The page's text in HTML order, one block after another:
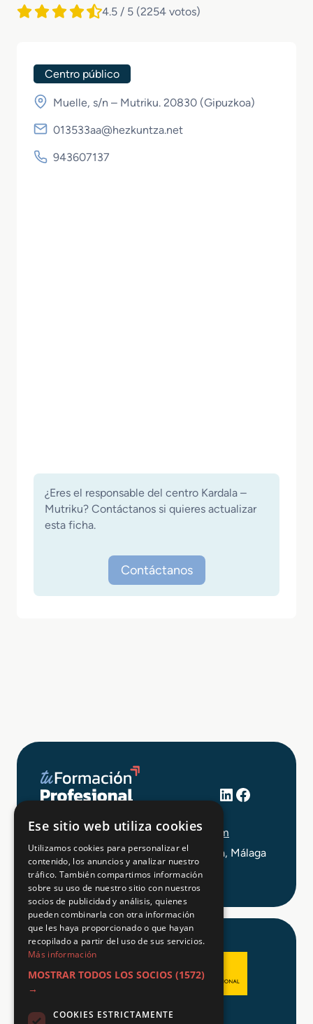
4.5 / 5 (2254 votos)
Centro público
Muelle, s/n – Mutriku. 20830 (Gipuzkoa)
013533aa@hezkuntza.net
943607137
¿Eres el responsable del centro Kardala –
Mutriku? Contáctanos si quieres actualizar
esta ficha.
Contáctanos
LinkedIn
Facebook
info@tuformacionprofesional.com
C/ Alameda Principal 21, 2ª Planta, Málaga
Aviso legal
Ese sitio web utiliza cookies
Utilizamos cookies para personalizar el
contenido, los anuncios y analizar nuestro
tráfico. También compartimos información
sobre su uso de nuestro sitio con nuestros
socios de publicidad y análisis, quienes
pueden combinarla con otra información
que les haya proporcionado o que hayan
recopilado a partir del uso de sus servicios.
Más información
MOSTRAR TODOS LOS SOCIOS (1572)
→
COOKIES ESTRICTAMENTE